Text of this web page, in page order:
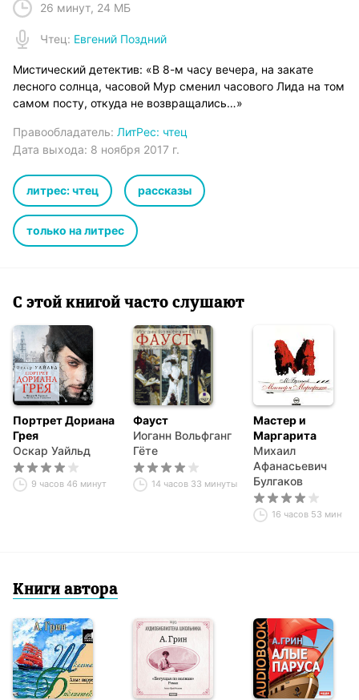
26 минут, 24 МБ
Чтец: Евгений Поздний
Мистический детектив: «В 8-м часу вечера, на закате
лесного солнца, часовой Мур сменил часового Лида на том
самом посту, откуда не возвращались…»
Правообладатель: ЛитРес: чтец
Дата выхода: 8 ноября 2017 г.
литрес: чтец рассказы
только на литрес
С этой книгой часто слушают
Портрет Дориана
Грея
Оскар Уайльд
9 часов 46 минут
Фауст
Иоганн Вольфганг
Гёте
14 часов 33 минуты
Мастер и
Маргарита
Михаил
Афанасьевич
Булгаков
16 часов 53 минуты
Книги автора